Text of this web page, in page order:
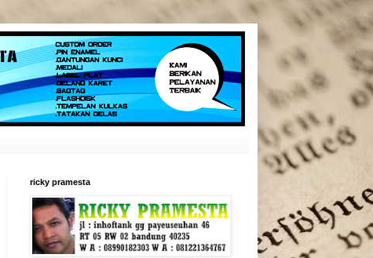
ricky pramesta